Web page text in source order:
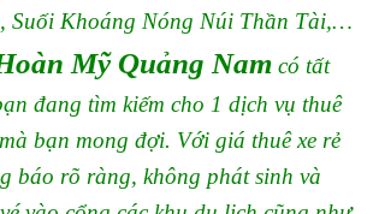
Suối Khoáng Nóng Núi Thần Tài,…
Mỹ Quảng Nam có tất
đang tìm kiếm cho 1 dịch vụ thuê
bạn mong đợi. Với giá thuê xe rẻ
báo rõ ràng, không phát sinh và